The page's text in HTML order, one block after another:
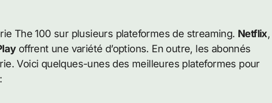
The 100 sur plusieurs plateformes de streaming. Netflix,
offrent une variété d’options. En outre, les abonnés
Voici quelques-unes des meilleures plateformes pour